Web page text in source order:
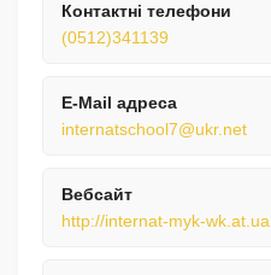
Контактні телефони
(0512)341139
E-Mail адреса
internatschool7@ukr.net
Вебсайт
http://internat-myk-wk.at.ua